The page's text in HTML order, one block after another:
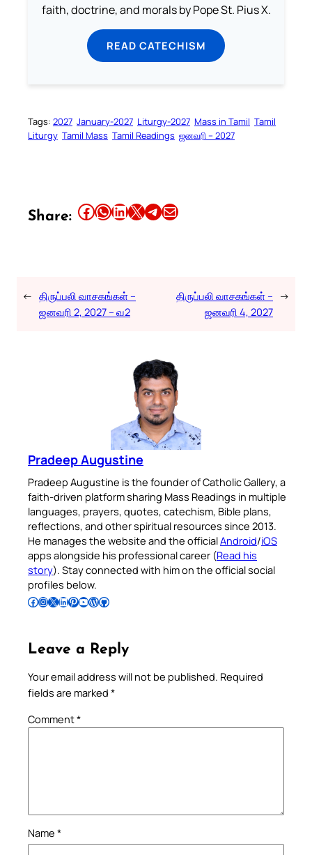
faith, doctrine, and morals by Pope St. Pius X.
READ CATECHISM
Tags: 2027 January-2027 Liturgy-2027 Mass in Tamil Tamil
Liturgy Tamil Mass Tamil Readings ஜனவரி – 2027
Share: Share this article on Facebook Share this article on WhatsApp Share this article on LinkedIn Share this article on X Share this article on TelegramEmail this Article
← திருப்பலி வாசகங்கள் –
ஜனவரி 2, 2027 – வ2
திருப்பலி வாசகங்கள் –
ஜனவரி 4, 2027
→
Pradeep Augustine
Pradeep Augustine is the founder of Catholic Gallery, a
faith-driven platform sharing Mass Readings in multiple
languages, prayers, quotes, catechism, Bible plans,
reflections, and other spiritual resources since 2013.
He manages the website and the officialAndroid/iOS
apps alongside his professional career (Read his
story). Stay connected with him on the official social
profiles below.
Follow Pradeep on Facebook Follow Pradeep on InstagramFollow Pradeep on X Follow Pradeep on LinkedIn Follow Pradeep on Pinterest Subscribe to Pradeep’s Youtube Channel Follow Pradeep on WordPress Follow Pradeep on GitHub
Leave a Reply
Your email address will not be published. Required
fields are marked *
Comment*
Name *